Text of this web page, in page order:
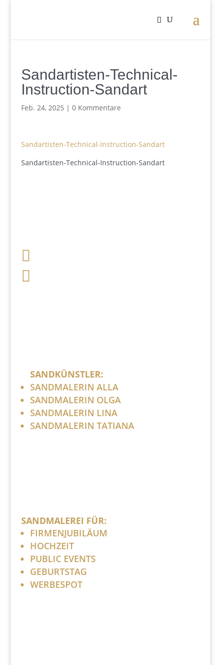
Sandartisten-Technical-
Instruction-Sandart
Feb. 24, 2025 | 0 Kommentare
Sandartisten-Technical-Instruction-Sandart
Sandartisten-Technical-Instruction-Sandart


SANDKÜNSTLER:
SANDMALERIN ALLA
SANDMALERIN OLGA
SANDMALERIN LINA
SANDMALERIN TATIANA
SANDMALEREI FÜR:
FIRMENJUBILÄUM
HOCHZEIT
PUBLIC EVENTS
GEBURTSTAG
WERBESPOT